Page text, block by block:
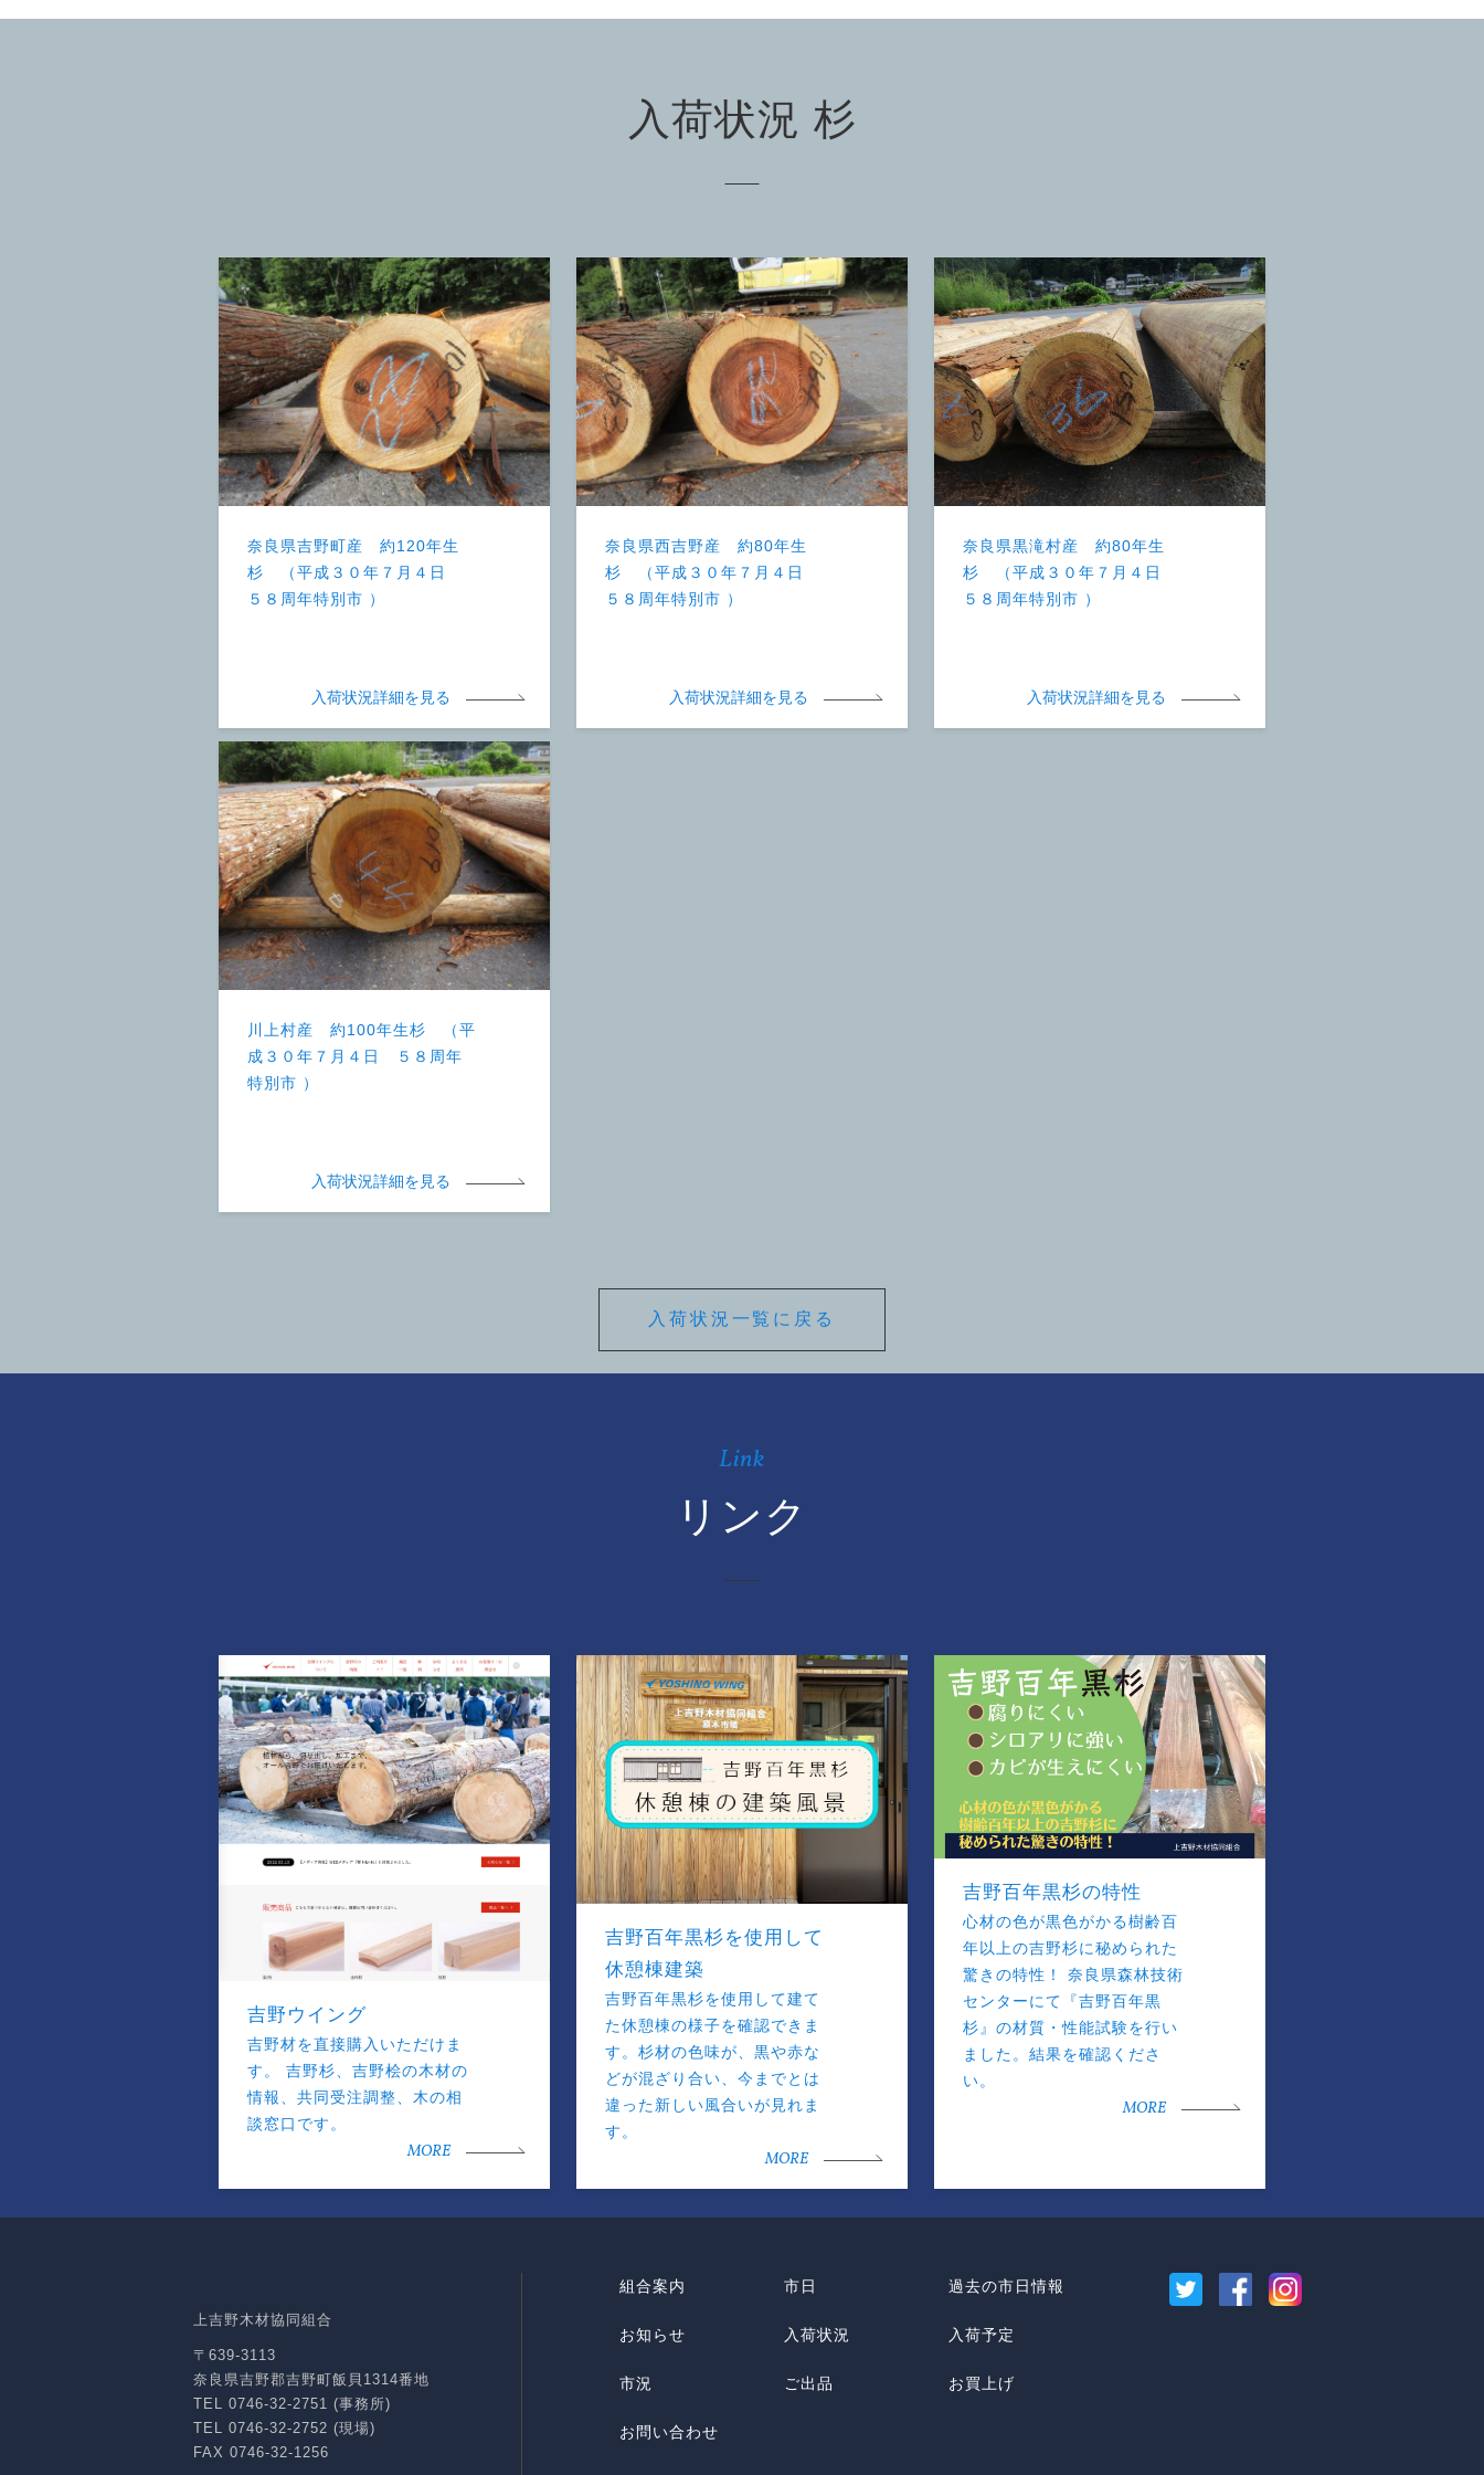
入荷状況 杉
奈良県吉野町産 約120年生
杉 （平成３０年７月４日
５８周年特別市 ）
入荷状況詳細を見る
奈良県西吉野産 約80年生
杉 （平成３０年７月４日
５８周年特別市 ）
入荷状況詳細を見る
奈良県黒滝村産 約80年生
杉 （平成３０年７月４日
５８周年特別市 ）
入荷状況詳細を見る
川上村産 約100年生杉 （平
成３０年７月４日 ５８周年
特別市 ）
入荷状況詳細を見る
入荷状況一覧に戻る
Link
リンク
吉野ウイング
吉野材を直接購入いただけま
す。 吉野杉、吉野桧の木材の
情報、共同受注調整、木の相
談窓口です。
MORE
吉野百年黒杉を使用して
休憩棟建築
吉野百年黒杉を使用して建て
た休憩棟の様子を確認できま
す。杉材の色味が、黒や赤な
どが混ざり合い、今までとは
違った新しい風合いが見れま
す。
MORE
吉野百年黒杉の特性
心材の色が黒色がかる樹齢百
年以上の吉野杉に秘められた
驚きの特性！ 奈良県森林技術
センターにて『吉野百年黒
杉』の材質・性能試験を行い
ました。結果を確認くださ
い。
MORE
上吉野木材協同組合
〒639-3113
奈良県吉野郡吉野町飯貝1314番地
TEL 0746-32-2751 (事務所)
TEL 0746-32-2752 (現場)
FAX 0746-32-1256
組合案内 市日 過去の市日情報
お知らせ 入荷状況 入荷予定
市況 ご出品 お買上げ
お問い合わせ